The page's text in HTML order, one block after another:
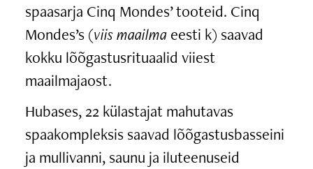
spaasarja Cinq Mondes’ tooteid. Cinq
Mondes’s (viis maailma eesti k) saavad
kokku lõõgastusrituaalid viiest
maailmajaost.
Hubases, 22 külastajat mahutavas
spaakompleksis saavad lõõgastusbasseini
ja mullivanni, saunu ja iluteenuseid